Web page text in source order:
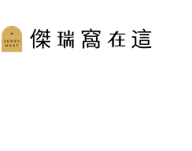
至
主